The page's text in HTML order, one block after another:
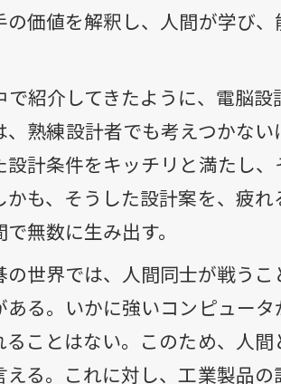
の価値を解釈し、人間が学び
で紹介してきたように、電脳
、熟練設計者でも考えつかな
設計条件をキッチリと満たし
かも、そうした設計案を、疲
で無数に生み出す。
の世界では、人間同士が戦う
ある。いかに強いコンピュー
ることはない。このため、人
える。これに対し、工業製品